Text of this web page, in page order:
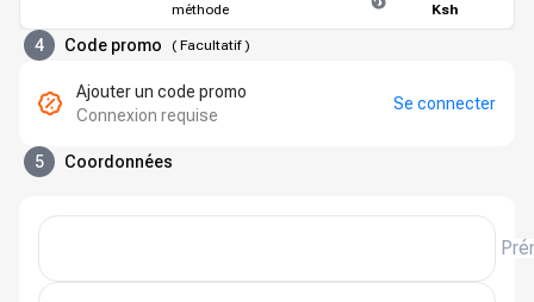
méthode
Ksh
4 Code promo ( Facultatif)
Ajouter un code promo
Connexion requise
Se connecter
5 Coordonnées